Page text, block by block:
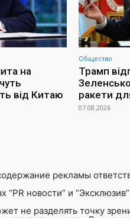
на
від Китаю
Общество
Трамп
ракети
07.08.2026
рекламы
“PR новости” и
не разделять точку